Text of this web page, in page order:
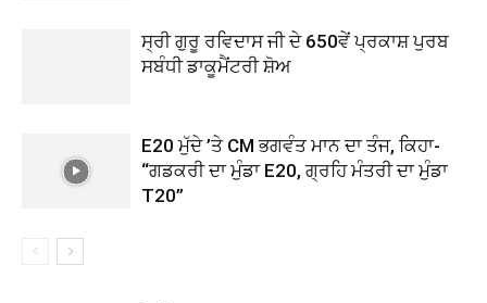
ਸ੍ਰੀ ਗੁਰੂ ਰਵਿਦਾਸ ਜੀ ਦੇ 650ਵੇਂ ਪ੍ਰਕਾਸ਼ ਪੁਰਬ
ਸਬੰਧੀ ਡਾਕੂਮੈਂਟਰੀ ਸ਼ੋਅ
E20 ਮੁੱਦੇ ’ਤੇ CM ਭਗਵੰਤ ਮਾਨ ਦਾ ਤੰਜ, ਕਿਹਾ-
“ਗਡਕਰੀ ਦਾ ਮੁੰਡਾ E20, ਗ੍ਰਹਿ ਮੰਤਰੀ ਦਾ ਮੁੰਡਾ
T20”